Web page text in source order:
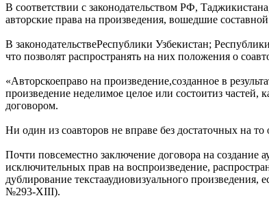
В соответствии с законодательством РФ,
авторские права на произведения, вошедшие
В законодательствеРеспублики Узбекистан;
что позволят распространять на них положения о
«Авторскоеправо на произведение,созданное в
произведение неделимое целое или состоитиз
договором.
Ни один из соавторов не вправе без достаточных на
Почти повсеместно заключение договора на создание
исключительных прав на воспроизведение,
дублирование текстааудиовизуального
№293-XIII).